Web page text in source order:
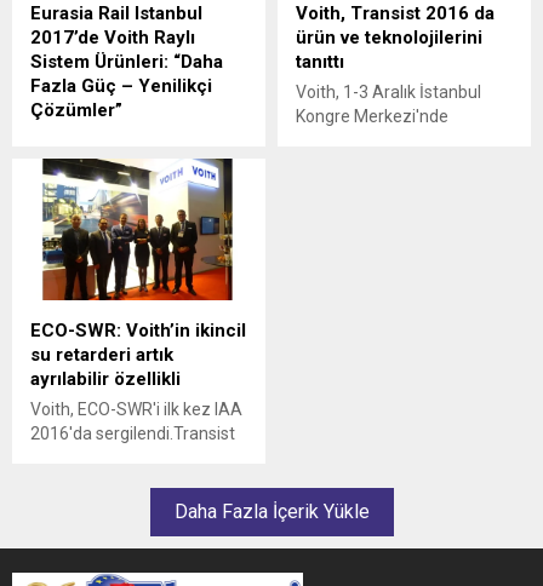
Eurasia Rail Istanbul
2017’de Voith Raylı
Sistem Ürünleri: “Daha
Fazla Güç – Yenilikçi
Çözümler”
Fuarı, Salon 10, Stand
812’de, “Daha Fazla Güç –
Yenilikçi Çözümler” sloganı
ile 02-04 Mart tarihleri
arasında ziyaretçileriyle
buluşacak. Fuar süresince
genişleyen Türk pazarında
Voith'i stratejik bir ortak
olmasını belirleyen uzmanlık
ve yeteneklerini yakından
tanıma fırsatı bulacaklar.
Voith, Transist 2016 da
ürün ve teknolojilerini
tanıttı
Voith, 1-3 Aralık İstanbul
Kongre Merkezi'nde
ECO-SWR: Voith’in ikincil
su retarderi artık
ayrılabilir özellikli
Voith, ECO-SWR'i ilk kez IAA
2016'da sergilendi.Transist
daha az emisyon değerleriDaha Fazla İçerik Yükle